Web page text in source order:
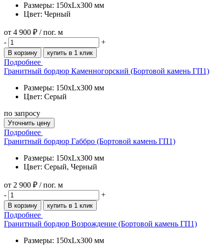
Размеры: 150xLx300 мм
Цвет: Черный
от 4 900 ₽ / пог. м
-
+
В корзину купить в 1 клик
Подробнее
Гранитный бордюр Каменногорский (Бортовой камень ГП1)
Размеры: 150xLx300 мм
Цвет: Серый
по запросу
Уточнить цену
Подробнее
Гранитный бордюр Габбро (Бортовой камень ГП1)
Размеры: 150xLx300 мм
Цвет: Серый, Черный
от 2 900 ₽ / пог. м
-
+
В корзину купить в 1 клик
Подробнее
Гранитный бордюр Возрождение (Бортовой камень ГП1)
Размеры: 150xLx300 мм